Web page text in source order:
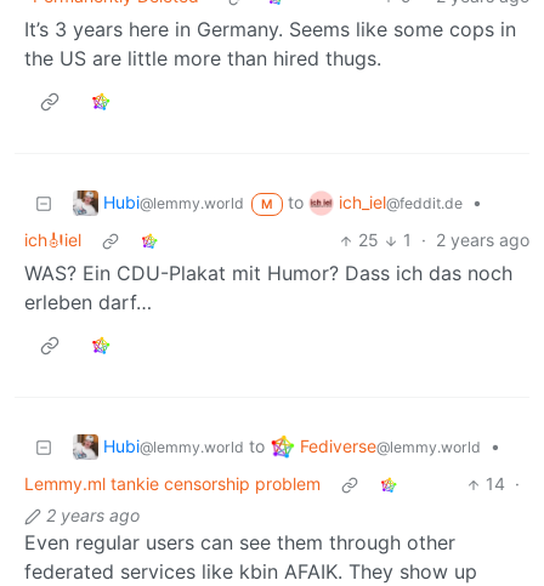
It’s 3 years here in Germany. Seems like some cops in
the US are little more than hired thugs.
Hubi@lemmy.world M to ich_iel@feddit.de
•
ich🎻iel
25 1 · 2 years ago
WAS? Ein CDU-Plakat mit Humor? Dass ich das noch
erleben darf…
Hubi@lemmy.world to Fediverse@lemmy.world
•
Lemmy.ml tankie censorship problem
14 ·
2 years ago
Even regular users can see them through other
federated services like kbin AFAIK. They show up